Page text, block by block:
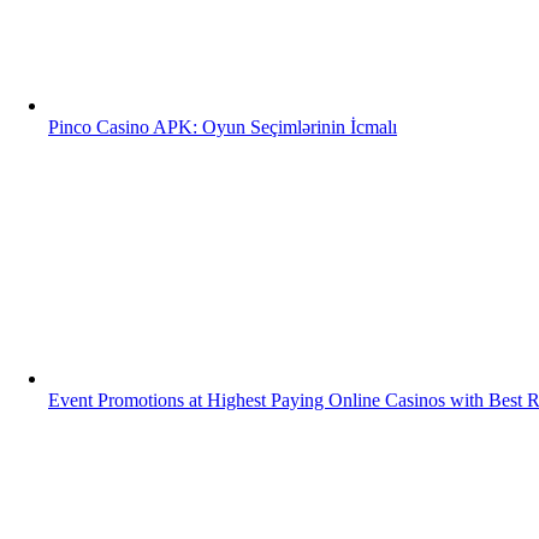
Pinco Casino APK: Oyun Seçimlərinin İcmalı
Event Promotions at Highest Paying Online Casinos with Best